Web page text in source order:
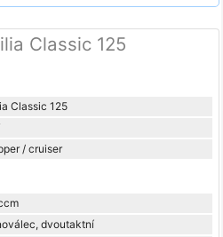
Classic 125
Classic 125
/ cruiser
dvoutaktní